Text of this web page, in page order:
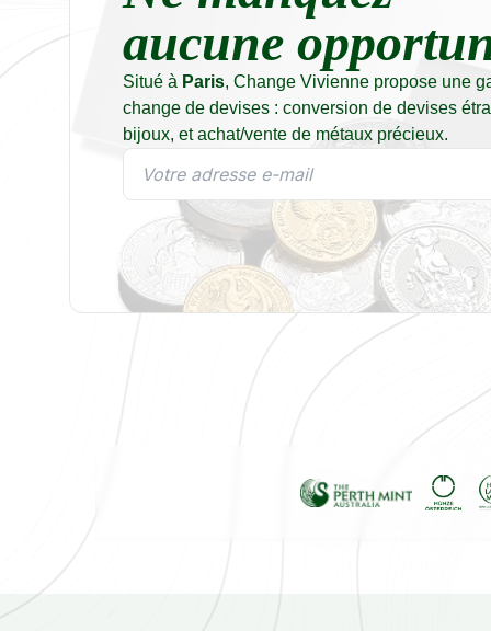
aucune
Situé à Paris, Change Vivienne propose une
change de devises : conversion de devises
bijoux, et achat/vente de métaux précieux.